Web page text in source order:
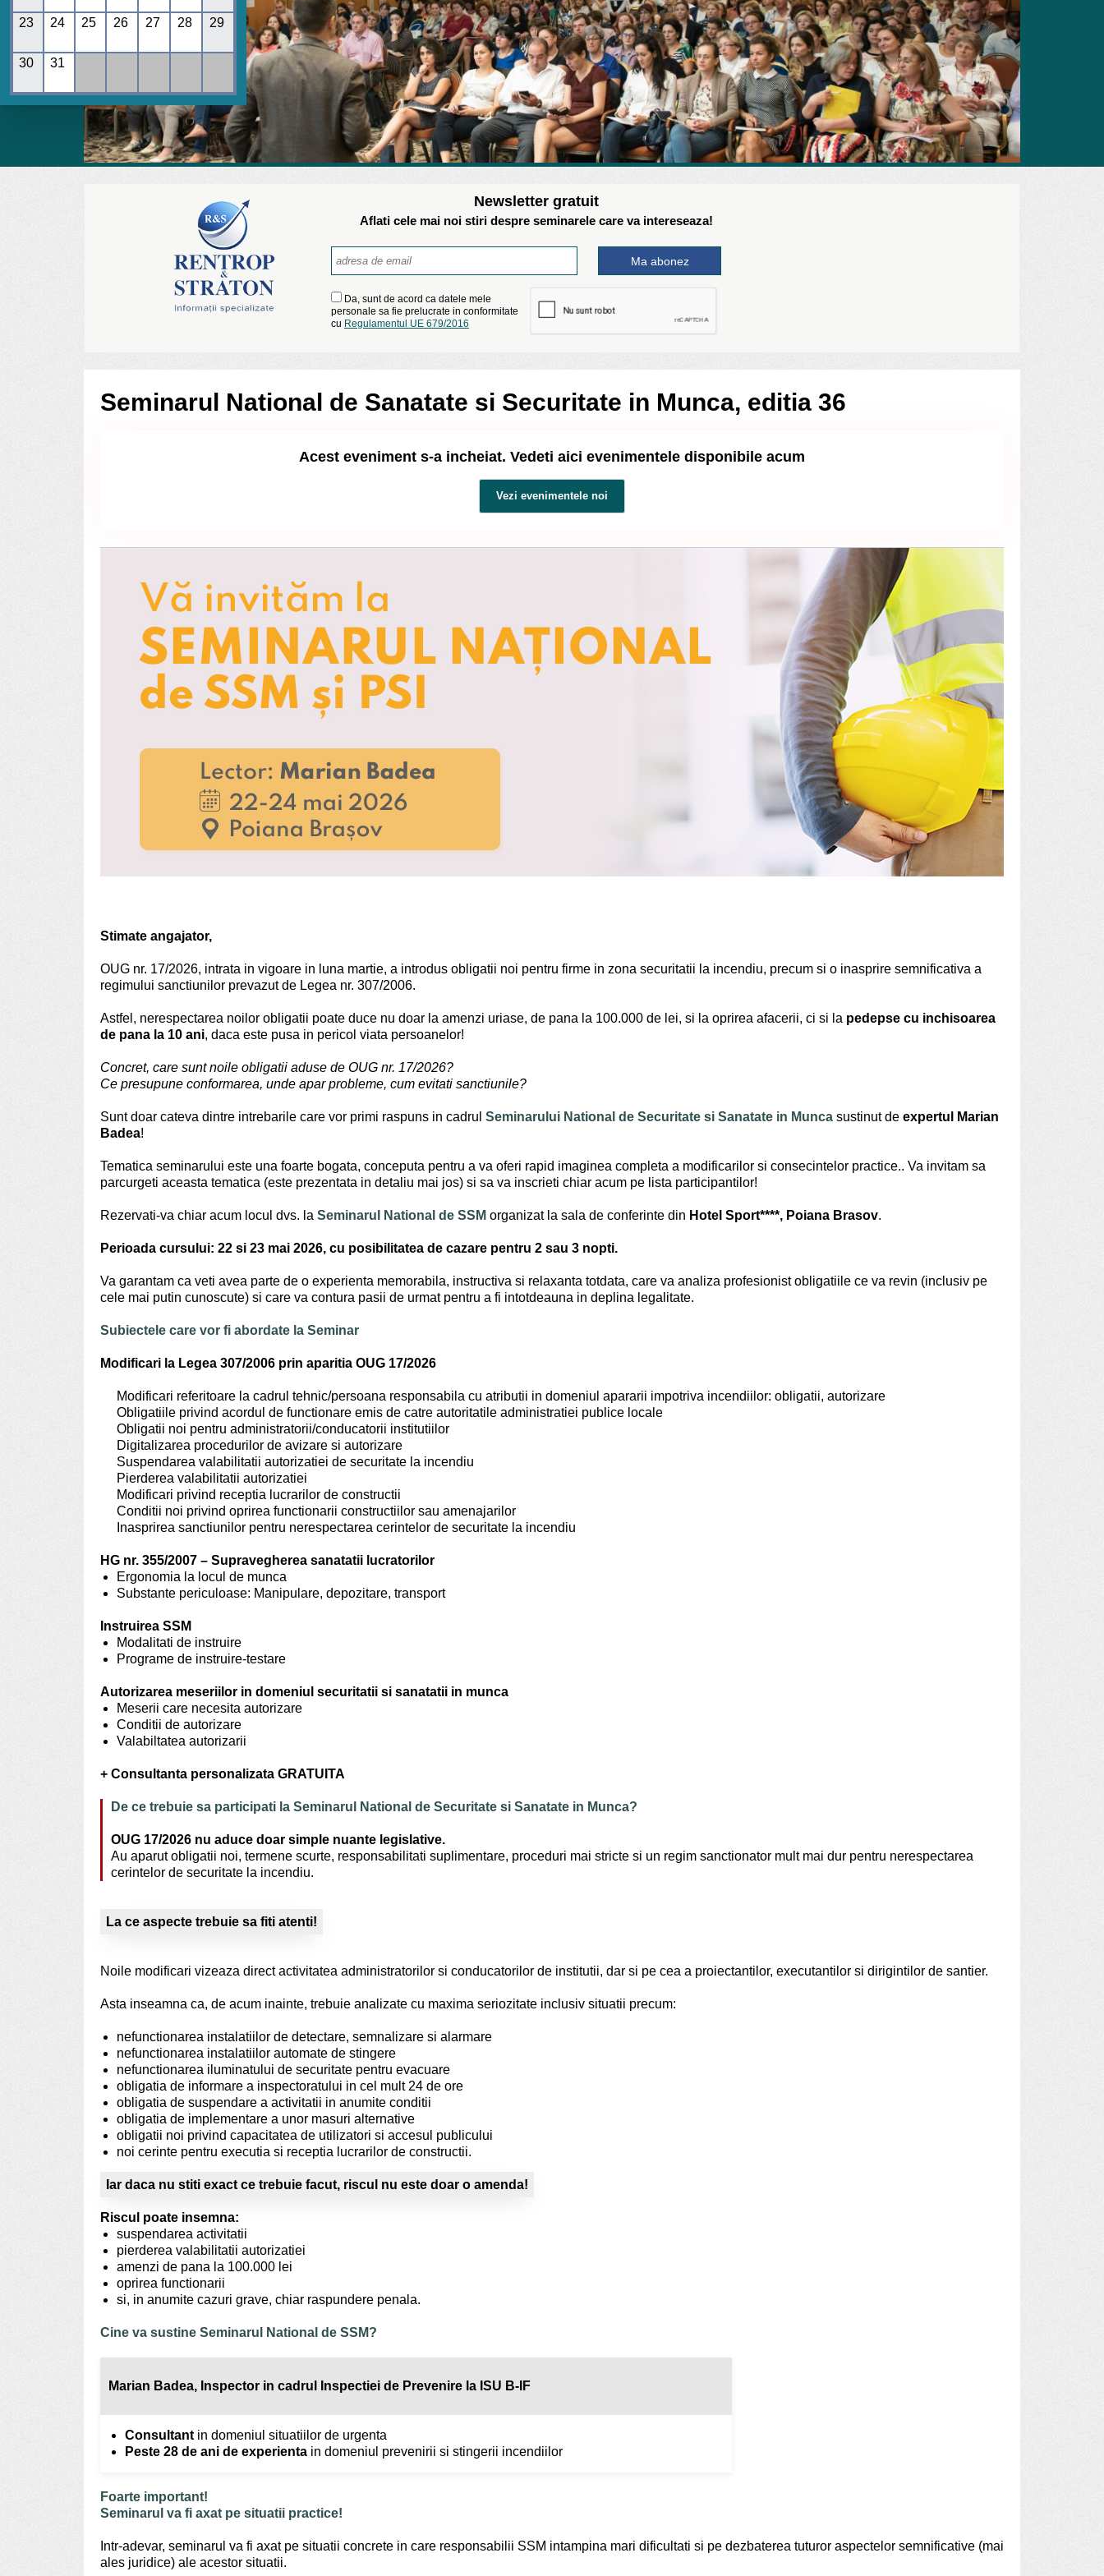
Newsletter gratuit
Aflati cele mai noi stiri despre seminarele care va intereseaza!
Da, sunt de acord ca datele mele
personale sa fie prelucrate in conformitate
cu Regulamentul UE 679/2016
Seminarul National de Sanatate si Securitate in Munca, editia 36
Acest eveniment s-a incheiat. Vedeti aici evenimentele disponibile acum
Vezi evenimentele noi
Stimate angajator,
OUG nr. 17/2026, intrata in vigoare in luna martie, a introdus obligatii noi pentru firme in zona securitatii la incendiu, precum si o inasprire semnificativa a
regimului sanctiunilor prevazut de Legea nr. 307/2006.
Astfel, nerespectarea noilor obligatii poate duce nu doar la amenzi uriase, de pana la 100.000 de lei, si la oprirea afacerii, ci si la pedepse cu inchisoarea
de pana la 10 ani, daca este pusa in pericol viata persoanelor!
Concret, care sunt noile obligatii aduse de OUG nr. 17/2026?
Ce presupune conformarea, unde apar probleme, cum evitati sanctiunile?
Sunt doar cateva dintre intrebarile care vor primi raspuns in cadrul Seminarului National de Securitate si Sanatate in Munca sustinut de expertul Marian
Badea!
Tematica seminarului este una foarte bogata, conceputa pentru a va oferi rapid imaginea completa a modificarilor si consecintelor practice.. Va invitam sa
parcurgeti aceasta tematica (este prezentata in detaliu mai jos) si sa va inscrieti chiar acum pe lista participantilor!
Rezervati-va chiar acum locul dvs. la Seminarul National de SSM organizat la sala de conferinte din Hotel Sport****, Poiana Brasov.
Perioada cursului: 22 si 23 mai 2026, cu posibilitatea de cazare pentru 2 sau 3 nopti.
Va garantam ca veti avea parte de o experienta memorabila, instructiva si relaxanta totdata, care va analiza profesionist obligatiile ce va revin (inclusiv pe
cele mai putin cunoscute) si care va contura pasii de urmat pentru a fi intotdeauna in deplina legalitate.
Subiectele care vor fi abordate la Seminar
Modificari la Legea 307/2006 prin aparitia OUG 17/2026
Modificari referitoare la cadrul tehnic/persoana responsabila cu atributii in domeniul apararii impotriva incendiilor: obligatii, autorizare
Obligatiile privind acordul de functionare emis de catre autoritatile administratiei publice locale
Obligatii noi pentru administratorii/conducatorii institutiilor
Digitalizarea procedurilor de avizare si autorizare
Suspendarea valabilitatii autorizatiei de securitate la incendiu
Pierderea valabilitatii autorizatiei
Modificari privind receptia lucrarilor de constructii
Conditii noi privind oprirea functionarii constructiilor sau amenajarilor
Inasprirea sanctiunilor pentru nerespectarea cerintelor de securitate la incendiu
HG nr. 355/2007 – Supravegherea sanatatii lucratorilor
Ergonomia la locul de munca
Substante periculoase: Manipulare, depozitare, transport
Instruirea SSM
Modalitati de instruire
Programe de instruire-testare
Autorizarea meseriilor in domeniul securitatii si sanatatii in munca
Meserii care necesita autorizare
Conditii de autorizare
Valabiltatea autorizarii
+ Consultanta personalizata GRATUITA
De ce trebuie sa participati la Seminarul National de Securitate si Sanatate in Munca?
OUG 17/2026 nu aduce doar simple nuante legislative.
Au aparut obligatii noi, termene scurte, responsabilitati suplimentare, proceduri mai stricte si un regim sanctionator mult mai dur pentru nerespectarea
cerintelor de securitate la incendiu.
La ce aspecte trebuie sa fiti atenti!
Noile modificari vizeaza direct activitatea administratorilor si conducatorilor de institutii, dar si pe cea a proiectantilor, executantilor si dirigintilor de santier.
Asta inseamna ca, de acum inainte, trebuie analizate cu maxima seriozitate inclusiv situatii precum:
nefunctionarea instalatiilor de detectare, semnalizare si alarmare
nefunctionarea instalatiilor automate de stingere
nefunctionarea iluminatului de securitate pentru evacuare
obligatia de informare a inspectoratului in cel mult 24 de ore
obligatia de suspendare a activitatii in anumite conditii
obligatia de implementare a unor masuri alternative
obligatii noi privind capacitatea de utilizatori si accesul publicului
noi cerinte pentru executia si receptia lucrarilor de constructii.
Iar daca nu stiti exact ce trebuie facut, riscul nu este doar o amenda!
Riscul poate insemna:
suspendarea activitatii
pierderea valabilitatii autorizatiei
amenzi de pana la 100.000 lei
oprirea functionarii
si, in anumite cazuri grave, chiar raspundere penala.
Cine va sustine Seminarul National de SSM?
Marian Badea, Inspector in cadrul Inspectiei de Prevenire la ISU B-IF
Consultant in domeniul situatiilor de urgenta
Peste 28 de ani de experienta in domeniul prevenirii si stingerii incendiilor
Foarte important!
Seminarul va fi axat pe situatii practice!
Intr-adevar, seminarul va fi axat pe situatii concrete in care responsabilii SSM intampina mari dificultati si pe dezbaterea tuturor aspectelor semnificative (mai
ales juridice) ale acestor situatii.
23 24 25 26 27 28 29
30 31